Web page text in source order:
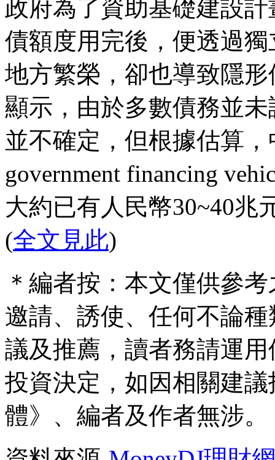
政府為了資助基礎建設
債額度用完後，便透過
地方繁榮，卻也導致隱
顯示，由於多數債務並
並不確定，但根據估算
government financing
大約已有人民幣30~40兆
(全文見此)
＊編者按：本文僅供參
邀請、誘使、任何不論
議及推薦，讀者務請運
投資決定，如因相關建
體》、編者及作者無涉。